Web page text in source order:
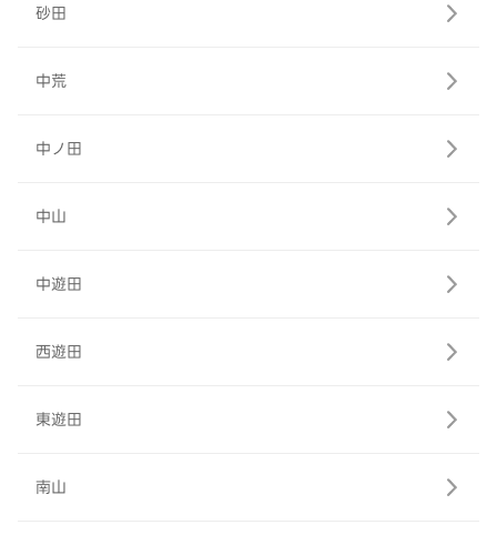
砂田
中荒
中ノ田
中山
中遊田
西遊田
東遊田
南山